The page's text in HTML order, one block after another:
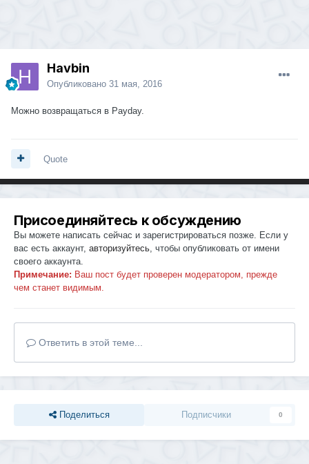
Havbin
Опубликовано 31 мая, 2016
Можно возвращаться в Payday.
Quote
Присоединяйтесь к обсуждению
Вы можете написать сейчас и зарегистрироваться позже. Если у
вас есть аккаунт, авторизуйтесь , чтобы опубликовать от имени
своего аккаунта.
Примечание: Ваш пост будет проверен модератором, прежде
чем станет видимым.
Ответить в этой теме...
Поделиться Подписчики 0